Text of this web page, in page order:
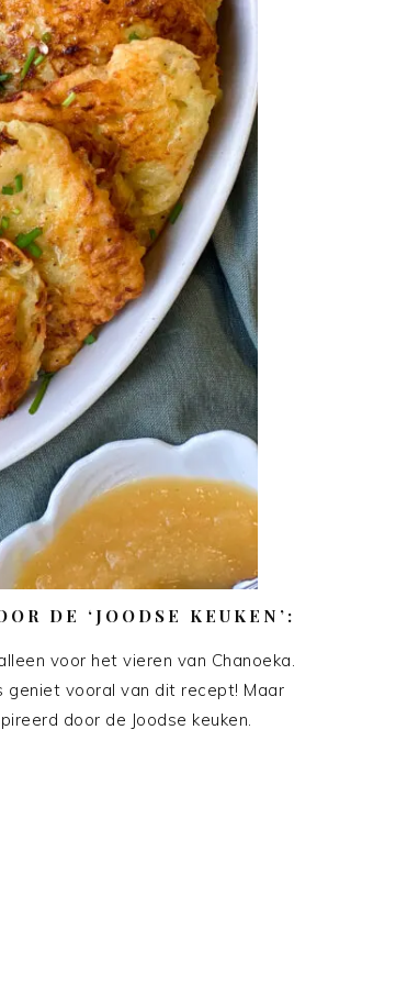
DE ‘JOODSE KEUKEN’:
voor het vieren van Chanoeka.
geniet vooral van dit recept! Maar
door de Joodse keuken.